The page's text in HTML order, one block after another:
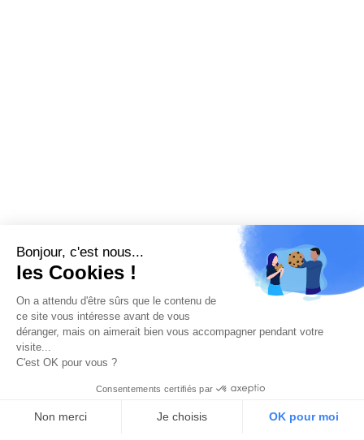
Bonjour, c'est nous...
les Cookies !
On a attendu d'être sûrs que le contenu de
ce site vous intéresse avant de vous
déranger, mais on aimerait bien vous accompagner pendant votre
visite...
C'est OK pour vous ?
Consentements certifiés par
Non merci Je choisis OK pour moi